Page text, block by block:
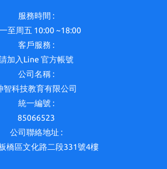
服務時間 :
至周五 10:00 ~18:00
客戶服務 :
加入Line 官方帳號
公司名稱 :
智科技教育有限公司
統一編號 :
85066523
公司聯絡地址 :
橋區文化路二段331號4樓